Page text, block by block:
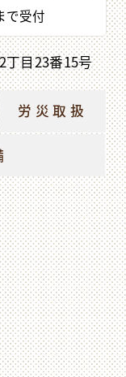
で受付
丁目23番15号
労災取扱